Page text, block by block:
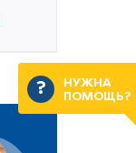
НУЖНА
ПОМОЩЬ?